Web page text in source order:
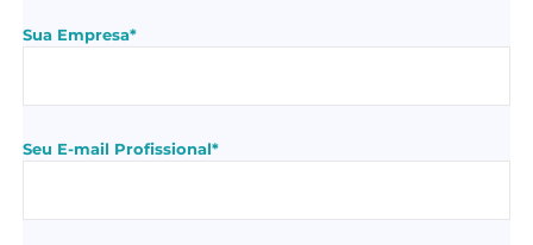
Sua Empresa*
Seu E-mail Profissional*